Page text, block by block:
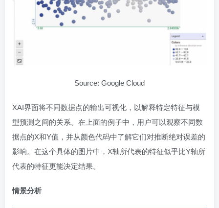
Source: Google Cloud
XAI界面将不同数据点的输出可视化，以解释特定特征与模
型预测之间的关系。在上面的例子中，用户可以观察不同数
据点的X和Y值，并从颜色代码中了解它们对推断绝对误差的
影响。在这个具体的图片中，X轴所代表的特征似乎比Y轴所
代表的特征更能决定结果。
情景分析